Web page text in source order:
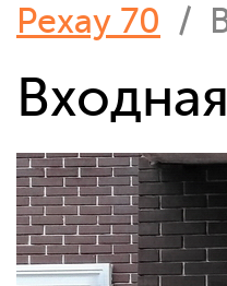
Рехау 70 /